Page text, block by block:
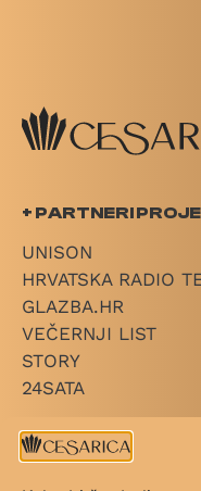
+ PARTNERI
UNISON
HRVATSKA RADIO
GLAZBA.HR
VEČERNJI LIST
STORY
24SATA
+ LINKOVI